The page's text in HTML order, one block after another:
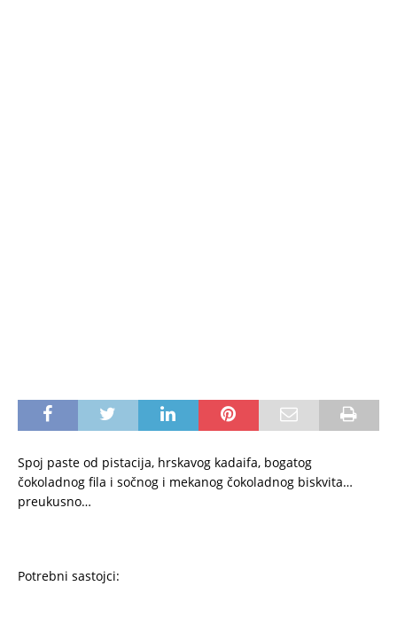
Spoj paste od pistacija, hrskavog kadaifa, bogatog
čokoladnog fila i sočnog i mekanog čokoladnog biskvita…
preukusno…
Potrebni sastojci: